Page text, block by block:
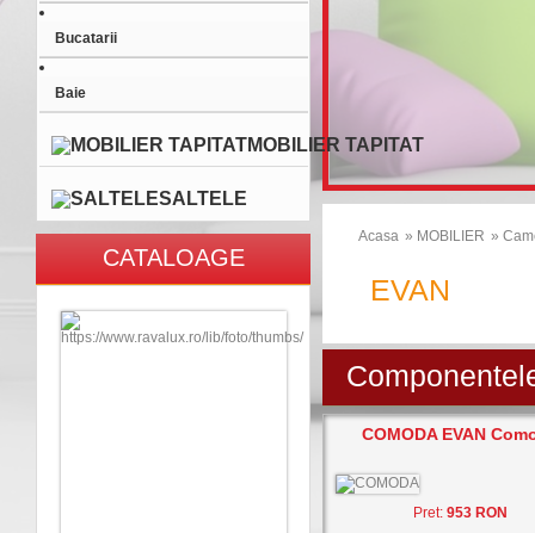
Acasa » MOBILIER »
EVAN
COMODA EVAN
Pret:953 RON
Bucatarii
Baie
MOBILIER TAPITAT
SALTELE
CATALOAGE